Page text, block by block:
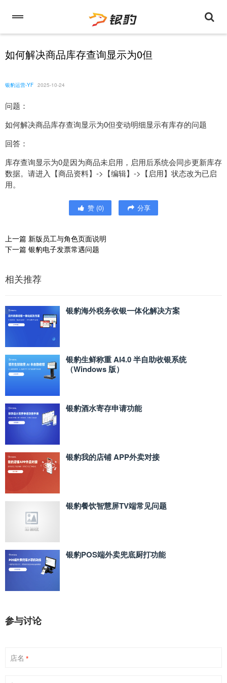
如何解决商品库存查询显示为0但
银豹运营-YF 2025-10-24
问题：
如何解决商品库存查询显示为0但变动明细显示有库存的问题
回答：
库存查询显示为0是因为商品未启用，启用后系统会同步更新库存
数据。请进入【商品资料】->【编辑】->【启用】状态改为已启
用。
赞 (0) 分享
上一篇 新版员工与角色页面说明
下一篇 银豹电子发票常遇问题
相关推荐
银豹海外税务收银一体化解决方案
银豹生鲜称重 AI4.0 半自助收银系统
（Windows 版）
银豹酒水寄存申请功能
银豹我的店铺 APP外卖对接
银豹餐饮智慧屏TV端常见问题
银豹POS端外卖兜底厨打功能
参与讨论
店名 *